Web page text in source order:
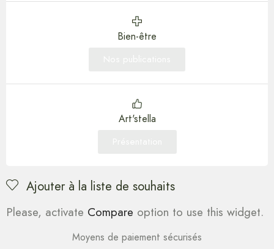
Bien-être
Art'stella
Ajouter à la liste de souhaits
Please, activate Compare option to use this widget.
Moyens de paiement sécurisés